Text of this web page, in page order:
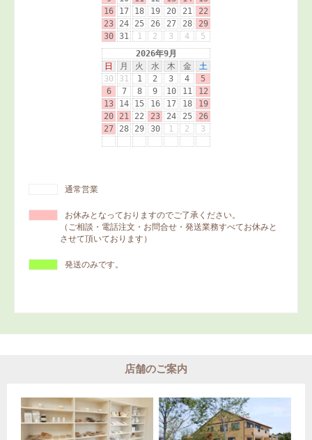
通常営業
お休みとなっておりますのでご了承ください。
（ご相談・電話注文・お問合せ・発送業務すべてお休みと
させて頂いております）
発送のみです。
店舗のご案内